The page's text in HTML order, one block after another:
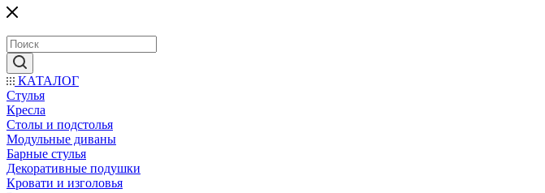
КАТАЛОГ
Стулья
Кресла
Столы и подстолья
Модульные диваны
Барные стулья
Декоративные подушки
Кровати и изголовья